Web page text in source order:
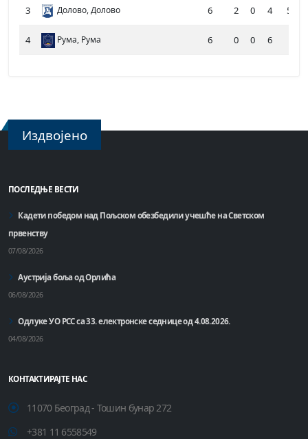
3 Долово, Долово 6 2 0 4 59
4 Рума, Рума 6 0 0 6
Издвојено
ПОСЛЕДЊЕ ВЕСТИ
Кадети победом над Пољском обезбедили учешће на Светском
првенству
07/08/2026
Аустрија боља од Орлића
06/08/2026
Одлуке УО РСС са 33. електронске седнице од 4.08.2026.
04/08/2026
КОНТАКТИРАЈТЕ НАС
11070 Београд - Тошин бунар 272
+381 11 6558549